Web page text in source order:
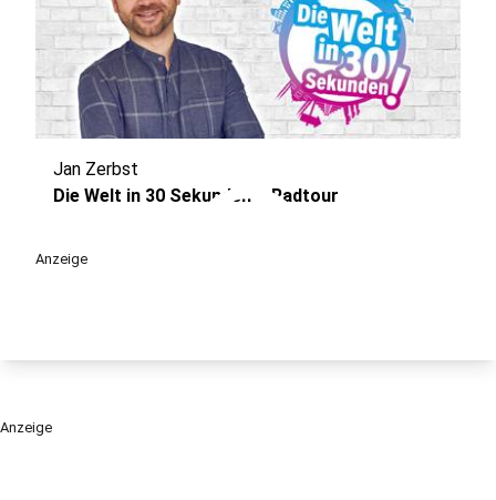
play_circle
Jan Zerbst
Die Welt in 30 Sekunden – Radtour
Anzeige
Anzeige